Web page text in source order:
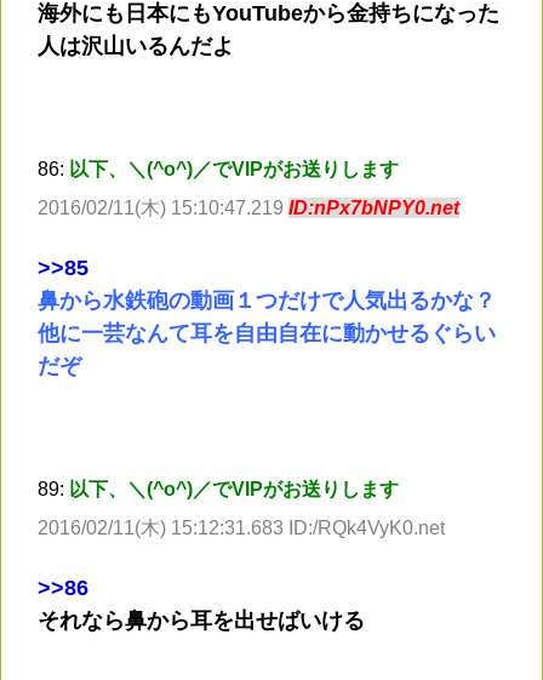
海外にも日本にもYouTubeから金持ちになった
人は沢山いるんだよ
86: 以下、＼(^o^)／でVIPがお送りします
2016/02/11(木) 15:10:47.219 ID:nPx7bNPY0.net
>>85
鼻から水鉄砲の動画１つだけで人気出るかな？
他に一芸なんて耳を自由自在に動かせるぐらい
だぞ
89: 以下、＼(^o^)／でVIPがお送りします
2016/02/11(木) 15:12:31.683 ID:/RQk4VyK0.net
>>86
それなら鼻から耳を出せばいける